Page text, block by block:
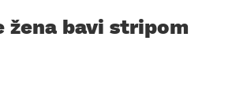
žena bavi stripom